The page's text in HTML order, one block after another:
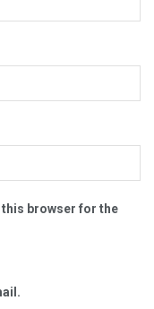
this browser for the